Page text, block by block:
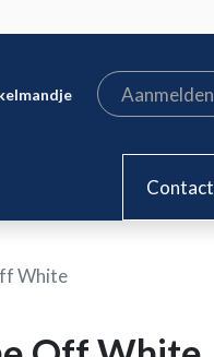
Aanmelden
Contact
White